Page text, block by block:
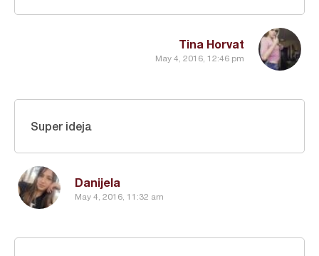
Tina Horvat
May 4, 2016, 12:46 pm
Danijela
May 4, 2016, 11:32 am
Super ideja